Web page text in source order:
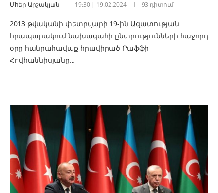
Մհեր Արշակյան 19:30 | 19.02.2024 93 դիտում
2013 թվականի փետրվարի 19-ին Ազատության
հրապարակում նախագահի ընտրությունների հաջորդ
օրը հանրահավաք հրավիրած Րաֆֆի
Հովհաննիսյանը…